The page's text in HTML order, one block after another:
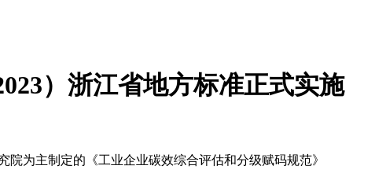
）浙江省地方标准正式实施
为主制定的《工业企业碳效综合评估和分级赋码规范》